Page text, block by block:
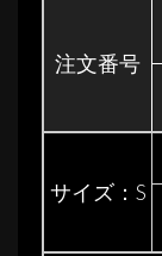
注文番号
サイズ：S